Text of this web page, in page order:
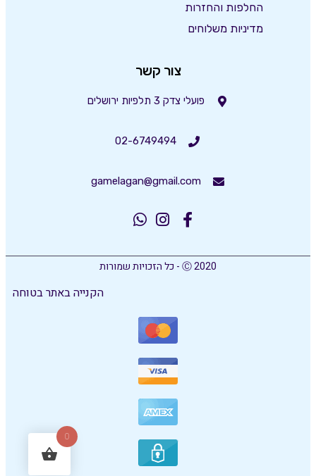
החלפות והחזרות
מדיניות משלוחים
צור קשר
פועלי צדק 3 תלפיות ירושלים
02-6749494
gamelagan@gmail.com
Ⓒ 2020 - כל הזכויות שמורות
הקנייה באתר בטוחה
0